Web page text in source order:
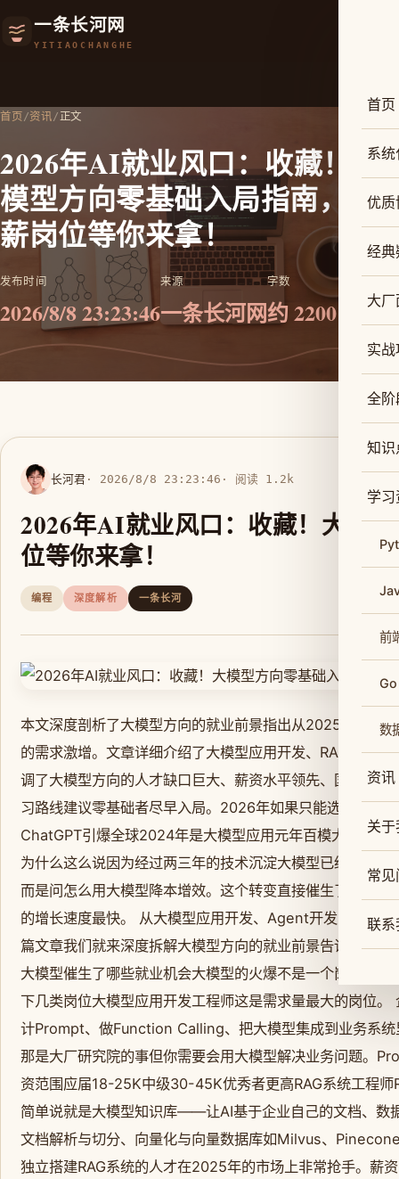
一条长河网
YITIAOCHANGHE
首页
系
优质
经典
大
实
全阶
知识
学
前
数
资讯
关
常
联系
首页/资讯/正文
2026年AI就业风口：收藏！大
模型方向零基础入局指南，高
薪岗位等你来拿！
发布时间
2026/8/8 23:23:46
来源
一条长河网
字数
约 2200
长河君 · 2026/8/8 23:23:46 · 阅读 1.2k
2026年AI就业风口：收藏！大模
位等你来拿！
编程 深度解析 一条长河
本文深度剖析了大模型方向的就业前景指出从2025年到
的需求激增。文章详细介绍了大模型应用开发、RAG系统
调了大模型方向的人才缺口巨大、薪资水平领先、国产大
习路线建议零基础者尽早入局。2026年如果只能选一个AI
ChatGPT引爆全球2024年是大模型应用元年百模大战、
为什么这么说因为经过两三年的技术沉淀大模型已经从实
而是问怎么用大模型降本增效。这个转变直接催生了海量
的增长速度最快。 从大模型应用开发、Agent开发、模型
篇文章我们就来深度拆解大模型方向的就业前景告诉你这
大模型催生了哪些就业机会大模型的火爆不是一个岗位的
下几类岗位大模型应用开发工程师这是需求量最大的岗位
计Prompt、做Function Calling、把大模型集成到业务系
那是大厂研究院的事但你需要会用大模型解决业务问题。
资范围应届18-25K中级30-45K优秀者更高RAG系统工程
简单说就是大模型知识库——让AI基于企业自己的文档、数
文档解析与切分、向量化与向量数据库如Milvus、
独立搭建RAG系统的人才在2025年的市场上非常抢手。